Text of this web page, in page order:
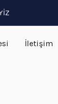
İletişim